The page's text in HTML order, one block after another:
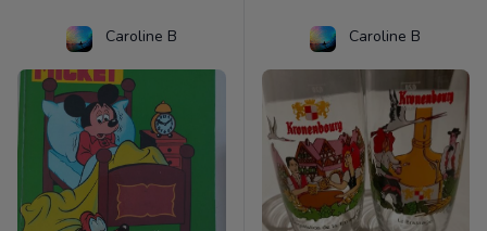
Caroline B Caroline B